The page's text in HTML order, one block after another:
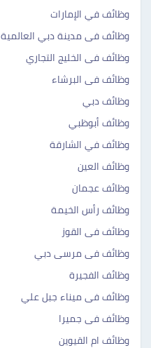
وظائف في الإمارات
وظائف فى مدينة دبي العالمية
وظائف فى الخليج التجاري
وظائف فى البرشاء
وظائف دبي
وظائف أبوظبي
وظائف في الشارقة
وظائف العين
وظائف عجمان
وظائف رأس الخيمة
وظائف فى القوز
وظائف فى مرسى دبي
وظائف الفجيرة
وظائف فى ميناء جبل علي
وظائف فى جميرا
وظائف ام القيوين